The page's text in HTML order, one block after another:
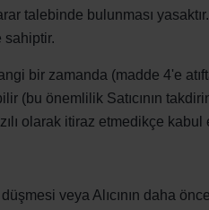
talebinde bulunması
sahiptir.
bir zamanda (madde 4'e
(bu önemlilik Satıcının
olarak itiraz etmedikçe kabul
düşmesi veya Alıcının daha